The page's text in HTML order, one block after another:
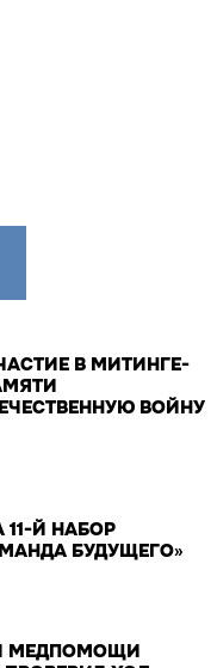
В МИТИНГЕ-
ВОЙНУ
Й НАБОР
БУДУЩЕГО»
МЕДПОМОЩИ